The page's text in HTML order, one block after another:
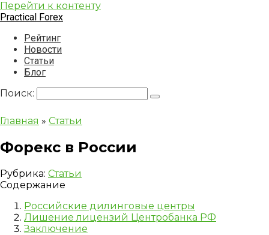
Перейти к контенту
Practical Forex
Рейтинг
Новости
Статьи
Блог
Поиск:
Главная » Статьи
Форекс в России
Рубрика: Статьи
Содержание
Российские дилинговые центры
Лишение лицензий Центробанка РФ
Заключение